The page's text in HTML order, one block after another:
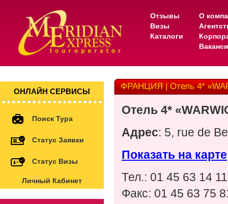
Отзывы
Визы
Каталоги
О
ОНЛАЙН СЕРВИСЫ
Поиск Тура
Статус Заявки
Статус Визы
Личный Кабинет
ФРАНЦИЯ | Отель 4*
Отель 4*
Адрес: 5, rue de
Показать на карте
Тел.: 01 45 63 14 11
Факс: 01 45 63 75